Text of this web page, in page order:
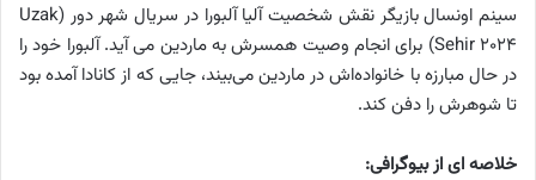
سینم اونسال بازیگر نقش شخصیت آلیا آلبورا در سریال شهر دور (Uzak
Sehir ۲۰۲۴) برای انجام وصیت همسرش به ماردین می آید. آلبورا خود را
در حال مبارزه با خانواده‌اش در ماردین می‌بیند، جایی که از کانادا آمده بود
تا شوهرش را دفن کند.
خلاصه ای از بیوگرافی: